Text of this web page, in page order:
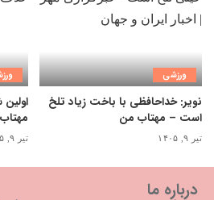
ورزشی
نویر: خداحافظی با باخت زیاد تلخ
است – مهتاب من
تیر ۹, ۱۴۰۵ تیر ۹, ۱۴۰۵
درباره ما